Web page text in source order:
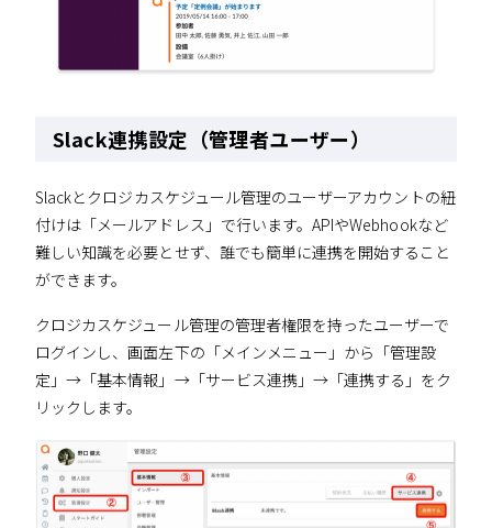
Slack連携設定（管理者ユーザー）
Slackとクロジカスケジュール管理のユーザーアカウントの紐
付けは「メールアドレス」で行います。APIやWebhookなど
難しい知識を必要とせず、誰でも簡単に連携を開始すること
ができます。
クロジカスケジュール管理の管理者権限を持ったユーザーで
ログインし、画面左下の「メインメニュー」から「管理設
定」→「基本情報」→「サービス連携」→「連携する」をク
リックします。